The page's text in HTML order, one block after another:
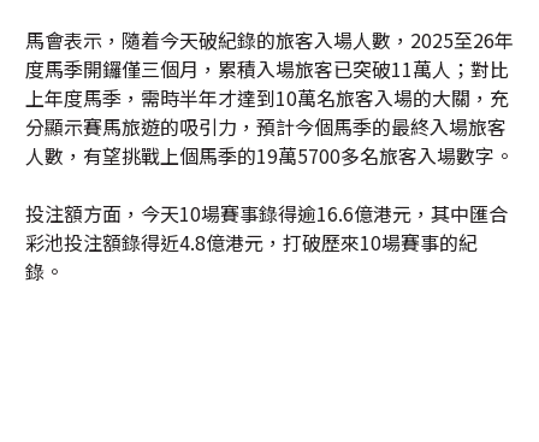
馬會表示，隨着今天破紀錄的旅客入場人數，2025至26年
度馬季開鑼僅三個月，累積入場旅客已突破11萬人；對比
上年度馬季，需時半年才達到10萬名旅客入場的大關，充
分顯示賽馬旅遊的吸引力，預計今個馬季的最終入場旅客
人數，有望挑戰上個馬季的19萬5700多名旅客入場數字。
投注額方面，今天10場賽事錄得逾16.6億港元，其中匯合
彩池投注額錄得近4.8億港元，打破歷來10場賽事的紀
錄。